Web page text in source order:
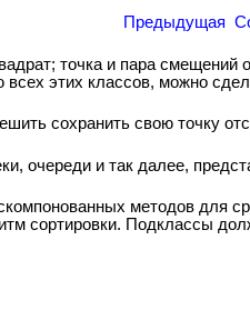
Предыдущая
точка и пара смещений
этих классов, можно
сохранить свою точку
очереди и так далее,
методов для
сортировки. Подклассы